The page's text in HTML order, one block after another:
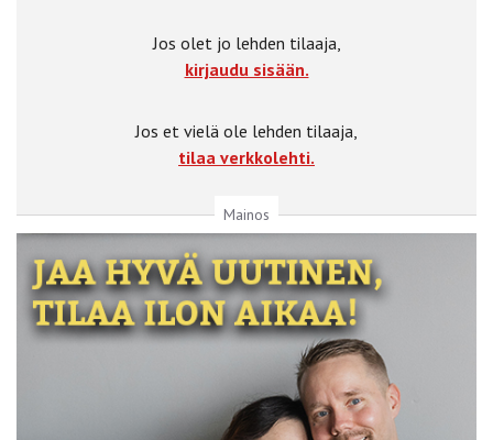
Jos olet jo lehden tilaaja,
kirjaudu sisään.
Jos et vielä ole lehden tilaaja,
tilaa verkkolehti.
Mainos